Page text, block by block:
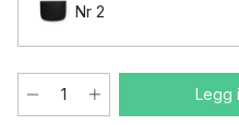
Nr 2
Legg